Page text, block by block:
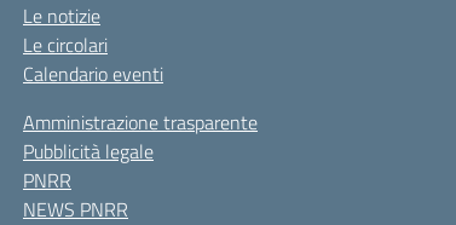
Le notizie
Le circolari
Calendario eventi
Amministrazione trasparente
Pubblicità legale
PNRR
NEWS PNRR